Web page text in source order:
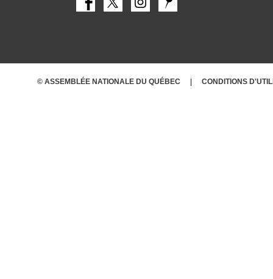
© ASSEMBLÉE NATIONALE DU QUÉBEC CONDITIONS